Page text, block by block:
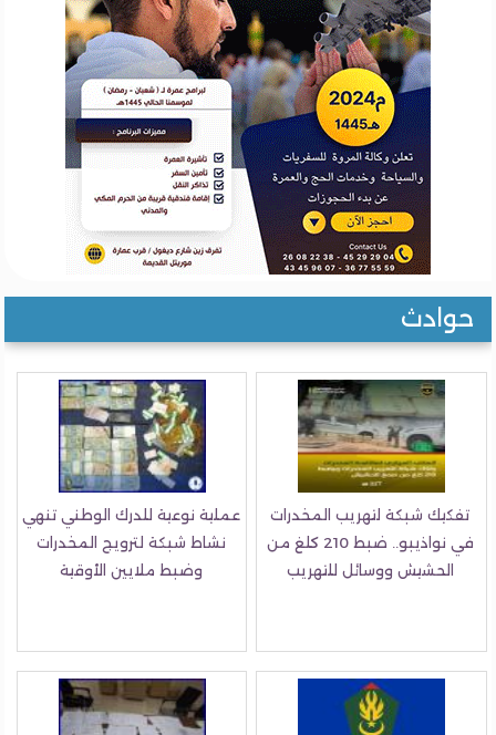
حوادث
تفكيك شبكة لتهريب المخدرات
في نواذيبو.. ضبط 210 كلغ من
الحشيش ووسائل للتهريب
عملية نوعية للدرك الوطني تنهي
نشاط شبكة لترويج المخدرات
وضبط ملايين الأوقية